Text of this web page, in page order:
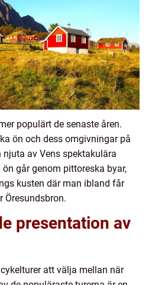
populärt de senaste åren.
ön och dess omgivningar på
av Vens spektakulära
går genom pittoreska byar,
kusten där man ibland får
Öresundsbron.
presentation av
att välja mellan när